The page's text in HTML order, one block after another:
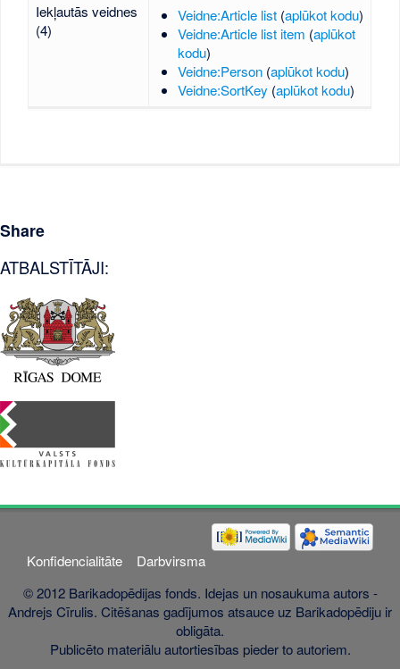
Iekļautās veidnes
(4)
Veidne:Article list (aplūkot kodu)
Veidne:Article list item (aplūkot
kodu)
Veidne:Person (aplūkot kodu)
Veidne:SortKey (aplūkot kodu)
Share
ATBALSTĪTĀJI:
Konfidencialitāte
Darbvirsma
© 2012 Barikadopēdijas fonds. Idejas un nosaukuma autors -
Andrejs Cīrulis. Citēšanas gadījumos atsauce uz Barikadopēdiju ir
obligāta.
Publicēto materiālu autortiesības pieder to autoriem.